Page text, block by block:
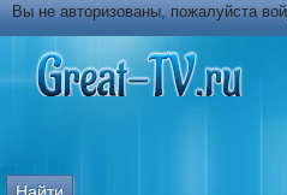
Вы не авторизованы, пожалуйста